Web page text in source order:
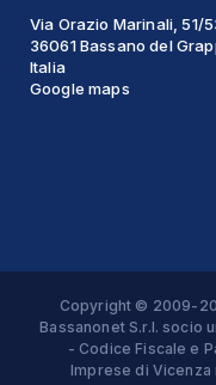
Via Orazio Marinali, 51/
36061 Bassano del
Italia
Google maps
Copyright © 2009-
Bassanonet S.r.l. socio
- Codice Fiscale e
Imprese di Vicenza